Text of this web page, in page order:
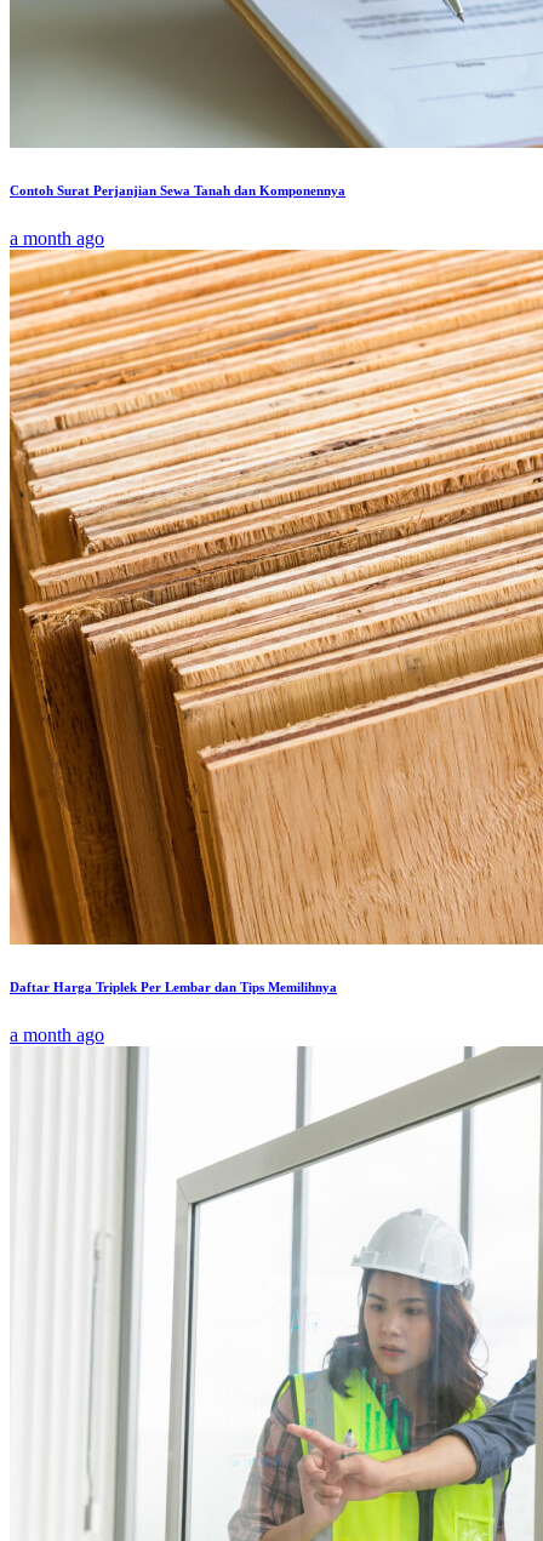
Contoh Surat Perjanjian Sewa Tanah dan Komponennya
a month ago
Daftar Harga Triplek Per Lembar dan Tips Memilihnya
a month ago